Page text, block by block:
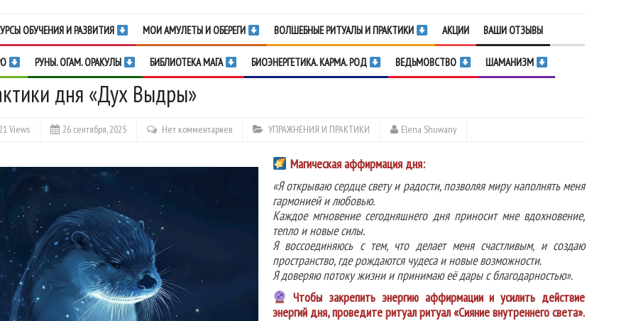
ОБУЧЕНИЯ И РАЗВИТИЯ МОИ АМУЛЕТЫ И ОБЕРЕГИ ВОЛШЕБНЫЕ РИТУАЛЫ И ПРАКТИКИ АКЦИИ ВАШИ ОТЗЫВЫ
РУНЫ. ОГАМ. ОРАКУЛЫ БИБЛИОТЕКА МАГА БИОЭНЕРГЕТИКА. КАРМА. РОД ВЕДЬМОВСТВО ШАМАНИЗМ
дня «Дух Выдры»
Views 26 сентября, 2025 Нет комментариев УПРАЖНЕНИЯ И ПРАКТИКИ Elena Shuwany
Магическая аффирмация дня:
«Я открываю сердце свету и радости, позволяя миру наполнять меня
гармонией и любовью.
Каждое мгновение сегодняшнего дня приносит мне вдохновение,
тепло и новые силы.
Я воссоединяюсь с тем, что делает меня счастливым, и создаю
пространство, где рождаются чудеса и новые возможности.
Я доверяю потоку жизни и принимаю её дары с благодарностью».
Чтобы закрепить энергию аффирмации и усилить действие
энергий дня, проведите ритуал ритуал «Сияние внутреннего света».